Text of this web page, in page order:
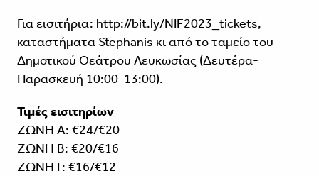
Για εισιτήρια: http://bit.ly/NIF2023_tickets,
καταστήματα Stephanis κι από το ταμείο του
Δημοτικού Θεάτρου Λευκωσίας (Δευτέρα-
Παρασκευή 10:00-13:00).
Τιμές εισιτηρίων
ΖΩΝΗ Α: €24/€20
ΖΩΝΗ Β: €20/€16
ΖΩΝΗ Γ: €16/€12